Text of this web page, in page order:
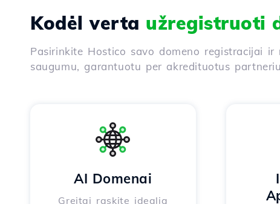
Kodėl verta užregistruoti
Pasirinkite Hostico savo domeno registracijai
saugumu, garantuotu per akredituotus
AI Domenai
Greitai raskite idealią